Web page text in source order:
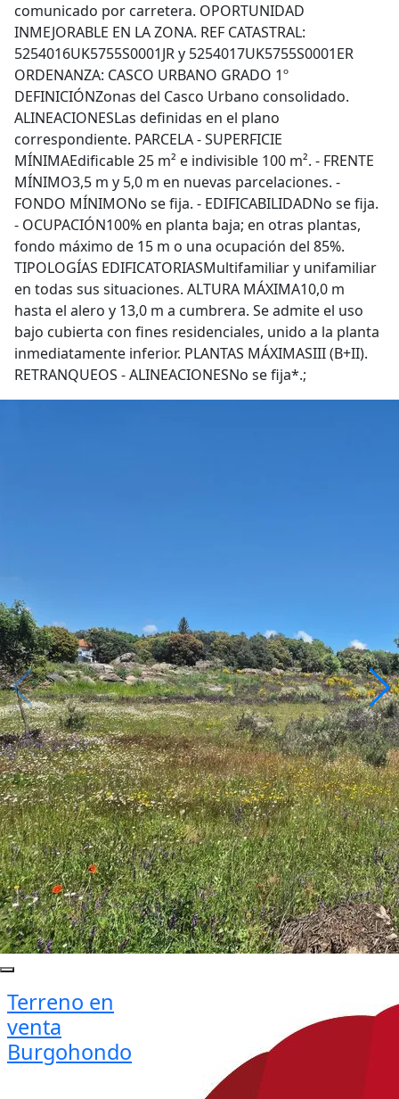
comunicado por carretera. OPORTUNIDAD
INMEJORABLE EN LA ZONA. REF CATASTRAL:
5254016UK5755S0001JR y 5254017UK5755S0001ER
ORDENANZA: CASCO URBANO GRADO 1º
DEFINICIÓNZonas del Casco Urbano consolidado.
ALINEACIONESLas definidas en el plano
correspondiente. PARCELA - SUPERFICIE
MÍNIMAEdificable 25 m² e indivisible 100 m². - FRENTE
MÍNIMO3,5 m y 5,0 m en nuevas parcelaciones. -
FONDO MÍNIMONo se fija. - EDIFICABILIDADNo se fija.
- OCUPACIÓN100% en planta baja; en otras plantas,
fondo máximo de 15 m o una ocupación del 85%.
TIPOLOGÍAS EDIFICATORIASMultifamiliar y unifamiliar
en todas sus situaciones. ALTURA MÁXIMA10,0 m
hasta el alero y 13,0 m a cumbrera. Se admite el uso
bajo cubierta con fines residenciales, unido a la planta
inmediatamente inferior. PLANTAS MÁXIMASIII (B+II).
RETRANQUEOS - ALINEACIONESNo se fija*.;
Terreno en
venta
Burgohondo